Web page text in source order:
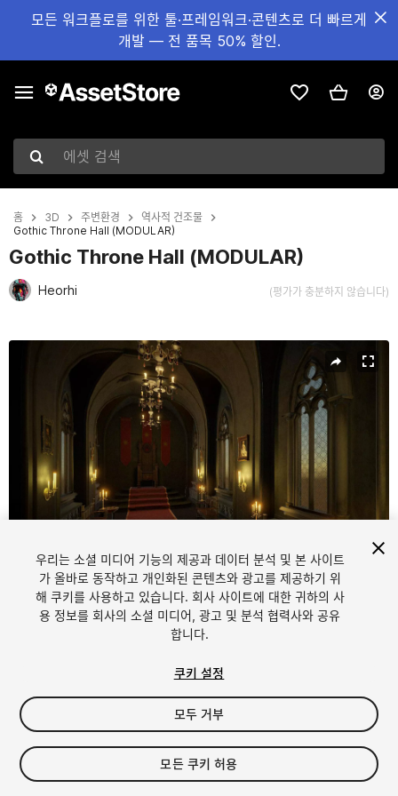
모든 워크플로를 위한 툴·프레임워크·콘텐츠로 더 빠르게
개발 — 전 품목 50% 할인.
에셋 검색
홈 3D 주변환경
역사적 건조물
Gothic Throne Hall (MODULAR)
Gothic Throne Hall (MODULAR)
Heorhi (평가가 충분하지 않습니다)
현재 슬라이드: 1 / 8
1/8
$13.99
세금/부가세는 결제 시 반영됩니다.
우리는 소셜 미디어 기능의 제공과 데이터 분석 및 본 사이트
가 올바로 동작하고 개인화된 콘텐츠와 광고를 제공하기 위
해 쿠키를 사용하고 있습니다. 회사 사이트에 대한 귀하의 사
용 정보를 회사의 소셜 미디어, 광고 및 분석 협력사와 공유
합니다.
쿠키 설정
모두 거부
모든 쿠키 허용